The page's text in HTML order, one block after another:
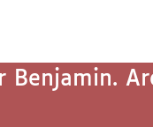
Benjamin.